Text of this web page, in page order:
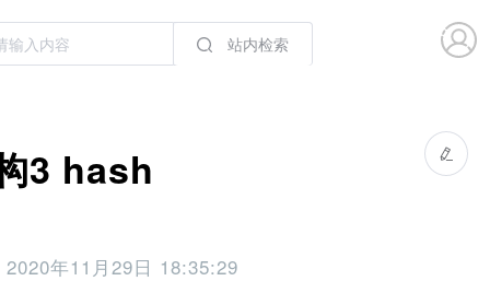
站内检索
3 hash
2020年11月29日 18:35:29